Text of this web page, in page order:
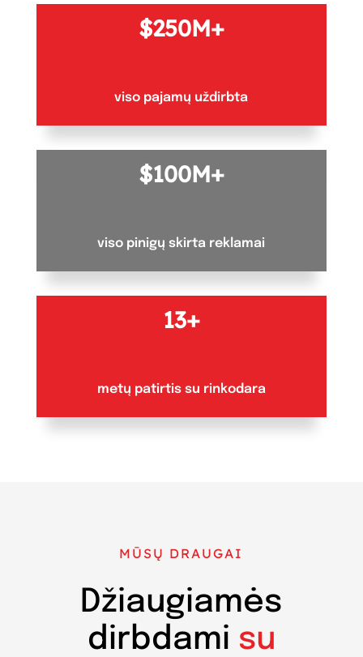
250M+
viso pajamų uždirbta
100M+
viso pinigų skirta reklamai
13+
metų patirtis su rinkodara
MŪSŲ DRAUGAI
Džiaugiamės
dirbdami su